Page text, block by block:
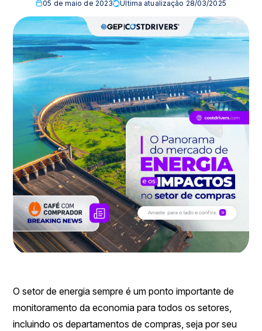
05 de maio de 2023
Última atualização 28/03/2025
O setor de energia sempre é um ponto importante de
monitoramento da economia para todos os setores,
incluindo os departamentos de compras, seja por seu